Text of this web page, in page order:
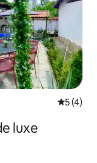
5 (4)
luxe